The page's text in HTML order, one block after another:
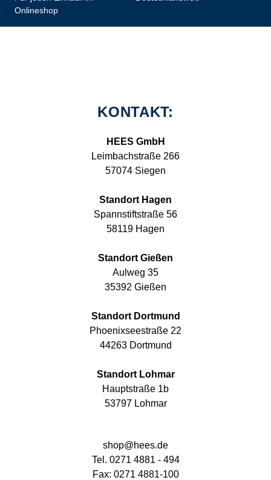
Onlineshop
KONTAKT:
HEES GmbH
Leimbachstraße 266
57074 Siegen
Standort Hagen
Spannstiftstraße 56
58119 Hagen
Standort Gießen
Aulweg 35
35392 Gießen
Standort Dortmund
Phoenixseestraße 22
44263 Dortmund
Standort Lohmar
Hauptstraße 1b
53797 Lohmar
shop@hees.de
Tel. 0271 4881 - 494
Fax: 0271 4881-100